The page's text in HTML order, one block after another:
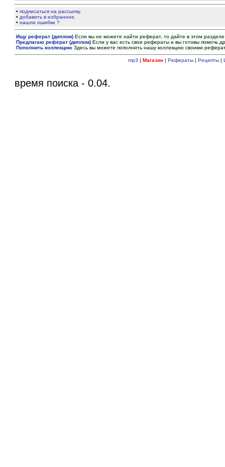
•подписаться на рассылку.
• добавить в избранное.
•нашли ошибки ?
Ищу реферат (диплом) Если вы не можете найти реферат, то дайте в этом
Предлагаю реферат (диплом) Если у вас есть свои рефераты и вы готовы помочь
Пополнить коллекцию Здесь вы можете пополнить нашу коллекцию своими
mp3 | Магазин| Рефераты| Рецепты|
время поиска - 0.04.